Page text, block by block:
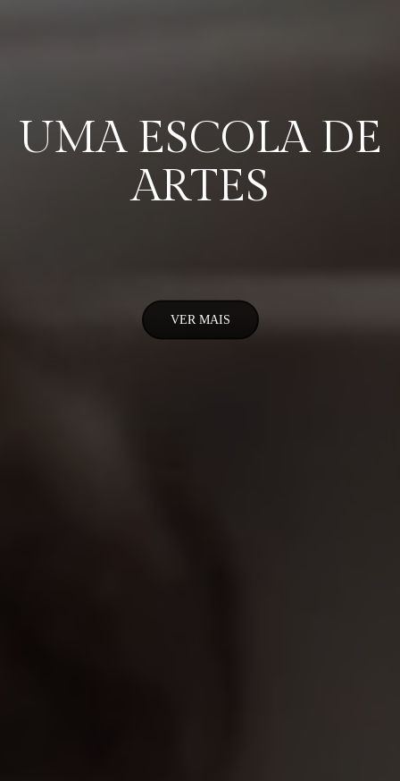
UMA ESCOLA DE
ARTES
VER MAIS